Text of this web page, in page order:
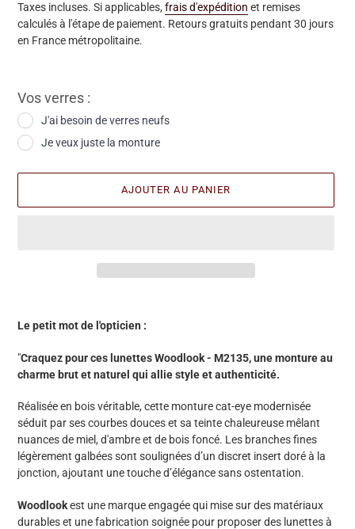
Taxes incluses. Si applicables, frais d'expédition et remises
calculés à l'étape de paiement. Retours gratuits pendant 30 jours
en France métropolitaine.
Vos verres :
J'ai besoin de verres neufs
Je veux juste la monture
AJOUTER AU PANIER
paire
à
votre
Le petit mot de l'opticien :
"Craquez pour ces lunettes Woodlook - M2135, une monture au
charme brut et naturel qui allie style et authenticité.
Réalisée en bois véritable, cette monture cat-eye modernisée
séduit par ses courbes douces et sa teinte chaleureuse mêlant
nuances de miel, d'ambre et de bois foncé. Les branches fines
légèrement galbées sont soulignées d’un discret insert doré à la
jonction, ajoutant une touche d’élégance sans ostentation.
Woodlookest une marque engagée qui mise sur des matériaux
durables et une fabrication soignée pour proposer des lunettes à